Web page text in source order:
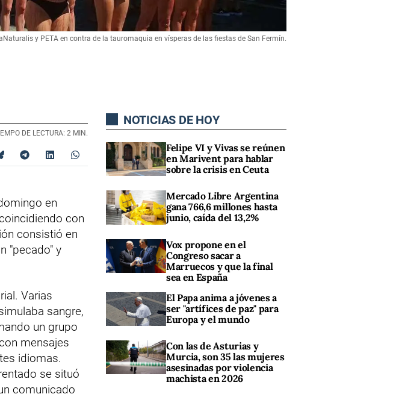
y PETA en contra de la tauromaquia en vísperas de las fiestas de San Fermín.
DE LECTURA: 2 MIN.
en
con
consistió en
"pecado" y
Varias
sangre,
un grupo
mensajes
idiomas.
se situó
comunicado
NOTICIAS DE HOY
Felipe VI y Vivas se reúnen
en Marivent para hablar
sobre la crisis en Ceuta
Mercado Libre Argentina
gana 766,6 millones hasta
junio, caída del 13,2%
Vox propone en el
Congreso sacar a
Marruecos y que la final
sea en España
El Papa anima a jóvenes a
ser "artífices de paz" para
Europa y el mundo
Con las de Asturias y
Murcia, son 35 las mujeres
asesinadas por violencia
machista en 2026